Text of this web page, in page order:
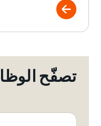
تصفّح